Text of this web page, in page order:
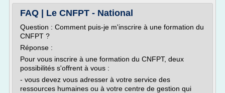
FAQ | Le CNFPT - National
Question : Comment puis-je m'inscrire à une formation du
CNFPT ?
Réponse :
Pour vous inscrire à une formation du CNFPT, deux
possibilités s'offrent à vous :
- vous devez vous adresser à votre service des
ressources humaines ou à votre centre de gestion qui